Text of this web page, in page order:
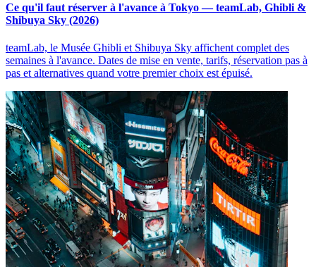
Ce qu'il faut réserver à l'avance à Tokyo — teamLab, Ghibli &
Shibuya Sky (2026)
teamLab, le Musée Ghibli et Shibuya Sky affichent complet des
semaines à l'avance. Dates de mise en vente, tarifs, réservation pas à
pas et alternatives quand votre premier choix est épuisé.